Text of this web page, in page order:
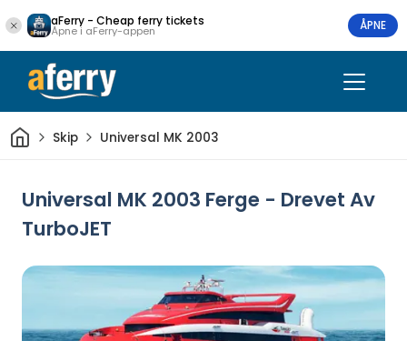
aFerry - Cheap ferry tickets
Åpne i aFerry-appen ÅPNE
HjemSkip Universal MK 2003
Universal MK 2003 Ferge - Drevet Av
TurboJET